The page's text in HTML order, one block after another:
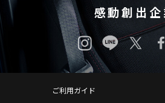
感動創出企
ご利用ガイド